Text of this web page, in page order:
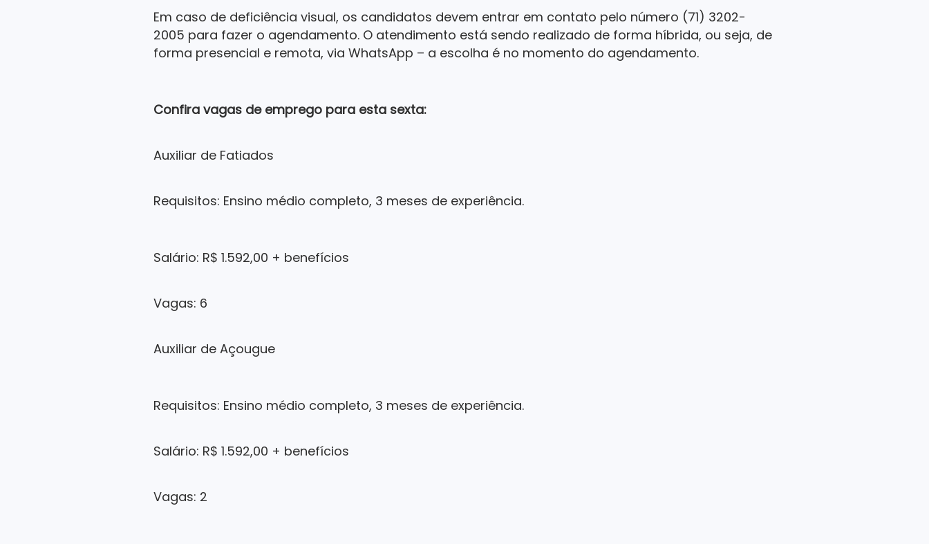
Em caso de deficiência visual, os candidatos devem entrar em contato pelo número (71) 3202-
2005 para fazer o agendamento. O atendimento está sendo realizado de forma híbrida, ou seja, de
forma presencial e remota, via WhatsApp – a escolha é no momento do agendamento.
Confira vagas de emprego para esta sexta:
Auxiliar de Fatiados
Requisitos: Ensino médio completo, 3 meses de experiência.
Salário: R$ 1.592,00 + benefícios
Vagas: 6
Auxiliar de Açougue
Requisitos: Ensino médio completo, 3 meses de experiência.
Salário: R$ 1.592,00 + benefícios
Vagas: 2